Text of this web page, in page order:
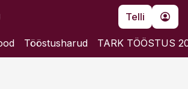
Telli
Tööstusharud TARK TÖÖSTUS